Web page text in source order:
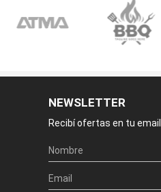
NEWSLETTER
Recibí ofertas en tu email